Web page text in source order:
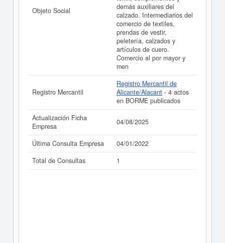
Objeto Social
demás auxiliares del
calzado. Intermediarios del
comercio de textiles,
prendas de vestir,
peletería, calzados y
artículos de cuero.
Comercio al por mayor y
men
Registro Mercantil
Registro Mercantil de
Alicante/Alacant - 4 actos
en BORME publicados
Actualización Ficha
Empresa
04/08/2025
Última Consulta Empresa
04/01/2022
Total de Consultas
1